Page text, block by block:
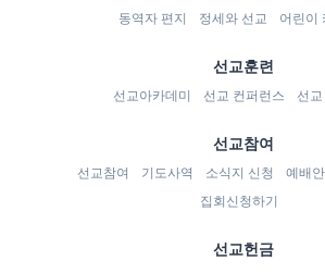
동역자 편지
정세와 선교 어린이
선교훈련
선교아카데미 선교 컨퍼런스 선
선교참여
선교참여 기도사역 소식지 신청 예배
집회신청하기
선교헌금